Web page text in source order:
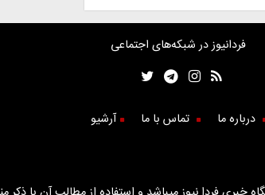
فردانیوز در شبکه‌های اجتماعی
درباره ما تماس با ما آرشیو